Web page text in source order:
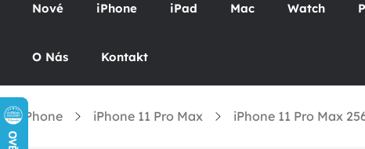
Nové iPhone iPad Mac Watch
O Nás Kontakt
iPhone iPhone 11 Pro Max iPhone 11 Pro Max